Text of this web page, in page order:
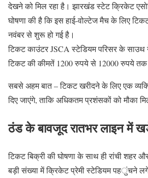
देखने को मिल रहा है। झारखंड स्टेट क्रिकेट
घोषणा की है कि इस हाई-वोल्टेज मैच के लिए
नवंबर से शुरू हो गई है।
टिकट काउंटर JSCA स्टेडियम परिसर के साउथ
टिकट की कीमतें 1200 रुपये से 12000 रुपये तक
सबसे अहम बात – टिकट खरीदने के लिए एक
दिए जाएंगे, ताकि अधिकतम प्रशंसकों को मौका
ठंड के बावजूद रातभर लाइन में
टिकट बिक्री की घोषणा के साथ ही रांची शहर
बड़ी संख्या में क्रिकेट प्रेमी स्टेडियम पहुंचने